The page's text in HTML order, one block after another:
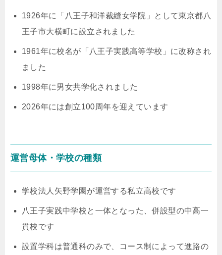
1926年に「八王子和洋裁縫女学院」として東京都八
王子市大横町に設立されました
1961年に校名が「八王子実践高等学校」に改称され
ました
1998年に男女共学化されました
2026年には創立100周年を迎えています
運営母体・学校の種類
学校法人矢野学園が運営する私立高校です
八王子実践中学校と一体となった、併設型の中高一
貫校です
設置学科は普通科のみで、コース制によって進路の